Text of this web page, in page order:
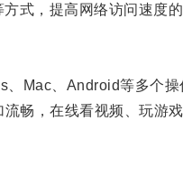
，提高网络访问速度的
Mac、Android等多个操
，在线看视频、玩游戏